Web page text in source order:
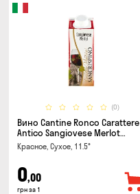
(0)
Вино Cantine Ronco Carattere
Antico Sangiovese Merlot
Rubicone IGT 0.25л
Красное, Сухое, 11.5°
0,00
грн за 1